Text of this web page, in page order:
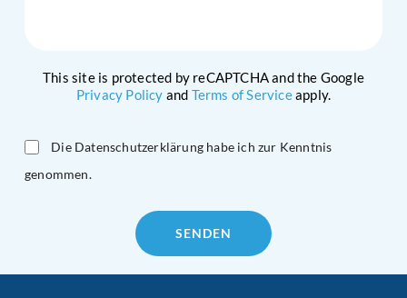
This site is protected by reCAPTCHA and the Google
Privacy Policy and Terms of Serviceapply.
Die Datenschutzerklärung habe ich zur Kenntnis
genommen.
empty.